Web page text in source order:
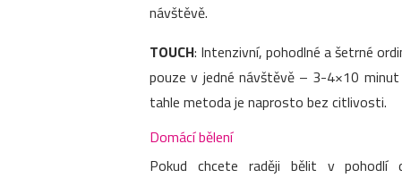
návštěvě.
TOUCH: Intenzivní, pohodlné a šetrné
pouze v jedné návštěvě – 3-4×10
tahle metoda je naprosto bez citlivosti.
Domácí bělení
Pokud chcete raději bělit v pohodlí